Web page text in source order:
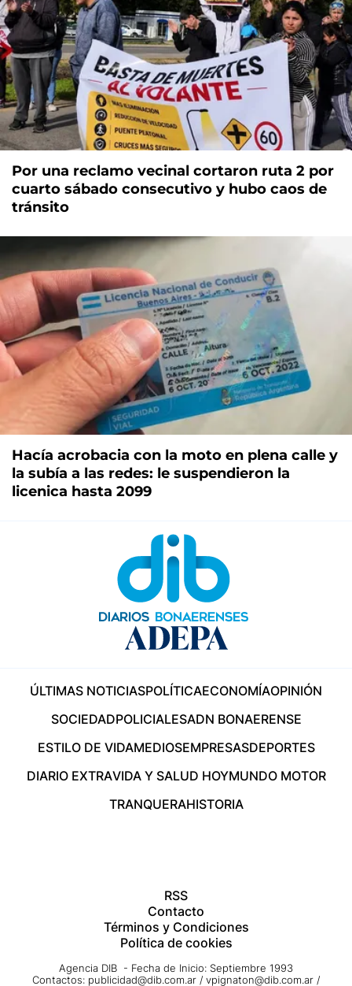
Por una reclamo vecinal cortaron ruta 2 por
cuarto sábado consecutivo y hubo caos de
tránsito
Hacía acrobacia con la moto en plena calle y
la subía a las redes: le suspendieron la
licenica hasta 2099
ÚLTIMAS NOTICIASPOLÍTICAECONOMÍAOPINIÓN
SOCIEDADPOLICIALESADN BONAERENSE
ESTILO DE VIDAMEDIOSEMPRESASDEPORTES
DIARIO EXTRAVIDA Y SALUD HOYMUNDO MOTOR
TRANQUERAHISTORIA
RSS
Contacto
Términos y Condiciones
Política de cookies
Agencia DIB - Fecha de Inicio: Septiembre 1993
Contactos: publicidad@dib.com.ar / vpignaton@dib.com.ar /